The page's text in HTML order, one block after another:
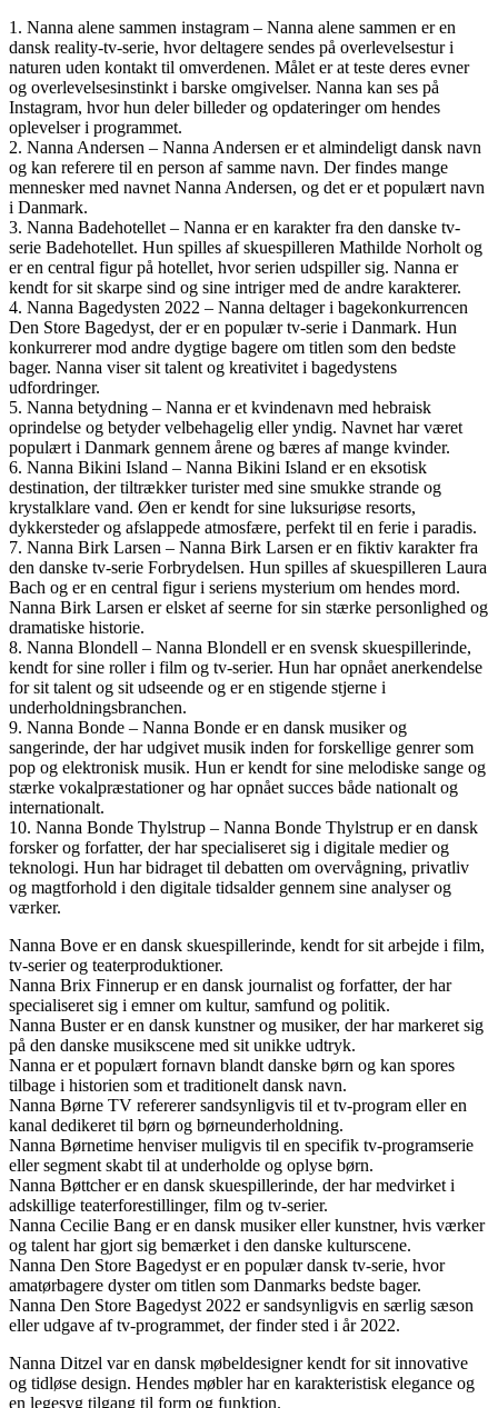
1. Nanna alene sammen instagram – Nanna alene sammen er en
dansk reality-tv-serie, hvor deltagere sendes på overlevelsestur i
naturen uden kontakt til omverdenen. Målet er at teste deres evner
og overlevelsesinstinkt i barske omgivelser. Nanna kan ses på
Instagram, hvor hun deler billeder og opdateringer om hendes
oplevelser i programmet.
2. Nanna Andersen – Nanna Andersen er et almindeligt dansk navn
og kan referere til en person af samme navn. Der findes mange
mennesker med navnet Nanna Andersen, og det er et populært navn
i Danmark.
3. Nanna Badehotellet – Nanna er en karakter fra den danske tv-
serie Badehotellet. Hun spilles af skuespilleren Mathilde Norholt og
er en central figur på hotellet, hvor serien udspiller sig. Nanna er
kendt for sit skarpe sind og sine intriger med de andre karakterer.
4. Nanna Bagedysten 2022 – Nanna deltager i bagekonkurrencen
Den Store Bagedyst, der er en populær tv-serie i Danmark. Hun
konkurrerer mod andre dygtige bagere om titlen som den bedste
bager. Nanna viser sit talent og kreativitet i bagedystens
udfordringer.
5. Nanna betydning – Nanna er et kvindenavn med hebraisk
oprindelse og betyder velbehagelig eller yndig. Navnet har været
populært i Danmark gennem årene og bæres af mange kvinder.
6. Nanna Bikini Island – Nanna Bikini Island er en eksotisk
destination, der tiltrækker turister med sine smukke strande og
krystalklare vand. Øen er kendt for sine luksuriøse resorts,
dykkersteder og afslappede atmosfære, perfekt til en ferie i paradis.
7. Nanna Birk Larsen – Nanna Birk Larsen er en fiktiv karakter fra
den danske tv-serie Forbrydelsen. Hun spilles af skuespilleren Laura
Bach og er en central figur i seriens mysterium om hendes mord.
Nanna Birk Larsen er elsket af seerne for sin stærke personlighed og
dramatiske historie.
8. Nanna Blondell – Nanna Blondell er en svensk skuespillerinde,
kendt for sine roller i film og tv-serier. Hun har opnået anerkendelse
for sit talent og sit udseende og er en stigende stjerne i
underholdningsbranchen.
9. Nanna Bonde – Nanna Bonde er en dansk musiker og
sangerinde, der har udgivet musik inden for forskellige genrer som
pop og elektronisk musik. Hun er kendt for sine melodiske sange og
stærke vokalpræstationer og har opnået succes både nationalt og
internationalt.
10. Nanna Bonde Thylstrup – Nanna Bonde Thylstrup er en dansk
forsker og forfatter, der har specialiseret sig i digitale medier og
teknologi. Hun har bidraget til debatten om overvågning, privatliv
og magtforhold i den digitale tidsalder gennem sine analyser og
værker.
Nanna Bove er en dansk skuespillerinde, kendt for sit arbejde i film,
tv-serier og teaterproduktioner.
Nanna Brix Finnerup er en dansk journalist og forfatter, der har
specialiseret sig i emner om kultur, samfund og politik.
Nanna Buster er en dansk kunstner og musiker, der har markeret sig
på den danske musikscene med sit unikke udtryk.
Nanna er et populært fornavn blandt danske børn og kan spores
tilbage i historien som et traditionelt dansk navn.
Nanna Børne TV refererer sandsynligvis til et tv-program eller en
kanal dedikeret til børn og børneunderholdning.
Nanna Børnetime henviser muligvis til en specifik tv-programserie
eller segment skabt til at underholde og oplyse børn.
Nanna Bøttcher er en dansk skuespillerinde, der har medvirket i
adskillige teaterforestillinger, film og tv-serier.
Nanna Cecilie Bang er en dansk musiker eller kunstner, hvis værker
og talent har gjort sig bemærket i den danske kulturscene.
Nanna Den Store Bagedyst er en populær dansk tv-serie, hvor
amatørbagere dyster om titlen som Danmarks bedste bager.
Nanna Den Store Bagedyst 2022 er sandsynligvis en særlig sæson
eller udgave af tv-programmet, der finder sted i år 2022.
Nanna Ditzel var en dansk møbeldesigner kendt for sit innovative
og tidløse design. Hendes møbler har en karakteristisk elegance og
en legesyg tilgang til form og funktion.